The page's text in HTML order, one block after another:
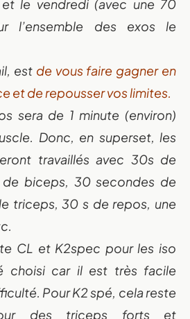
le vendredi (avec une 70
l’ensemble des exos le
est de vous faire gagner en
et de repousser vos limites.
sera de 1 minute (environ)
Donc, en superset, les
travaillés avec 30s de
biceps, 30 secondes de
triceps, 30 s de repos, une
CL et K2spec pour les iso
choisi car il est très facile
Pour K2 spé, cela reste
des triceps forts et